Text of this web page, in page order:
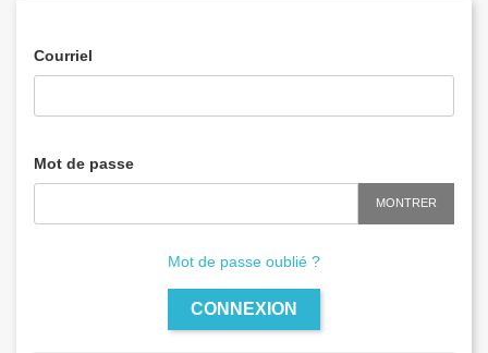
Courriel
Mot de passe
MONTRER
Mot de passe oublié ?
CONNEXION